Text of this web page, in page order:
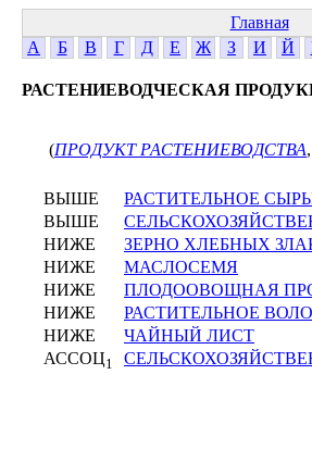
Главная
А
Б В Г Д Е Ж З И Й
РАСТЕНИЕВОДЧЕСКАЯ
(ПРОДУКТ РАСТЕНИЕВОДСТВА,
ВЫШЕ
РАСТИТЕЛЬНОЕ
ВЫШЕ
НИЖЕ
ЗЕРНО ХЛЕБНЫХ
НИЖЕ
МАСЛОСЕМЯ
НИЖЕ
ПЛОДООВОЩНАЯ
НИЖЕ
РАСТИТЕЛЬНОЕ
НИЖЕ
ЧАЙНЫЙ ЛИСТ
АССОЦ1